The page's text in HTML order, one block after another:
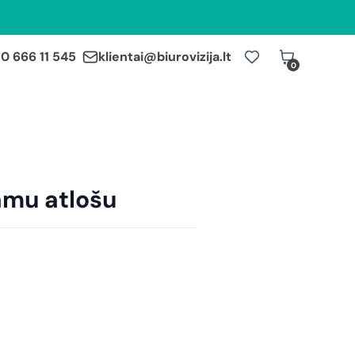
666 11 545 klientai@biurovizija.lt 0
atlošu